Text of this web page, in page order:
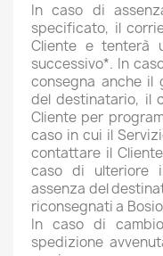
In caso di
specificato, il
Cliente e tenterà
successivo*. In
consegna anche il
del destinatario, il
Cliente per
caso in cui il
contattare il
caso di ulteriore
assenza del
riconsegnati a
In caso di
spedizione